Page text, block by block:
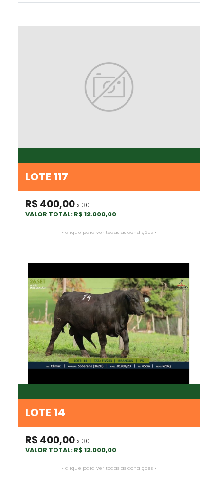
LOTE 117
R$ 400,00 x 30
VALOR TOTAL: R$ 12.000,00
• clique para ver todas as condições •
LOTE 14
R$ 400,00 x 30
VALOR TOTAL: R$ 12.000,00
• clique para ver todas as condições •